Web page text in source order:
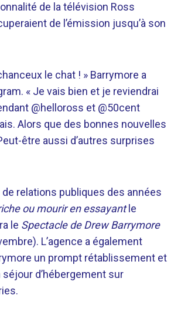
de la télévision Ross
de l’émission jusqu’à son
le chat ! » Barrymore a
« Je vais bien et je reviendrai
@helloross et @50cent
Alors que des bonnes nouvelles
être aussi d’autres surprises
de relations publiques des années
ou mourir en essayantle
le Spectacle de Drew Barrymore
L’agence a également
un prompt rétablissement et
d’hébergement sur